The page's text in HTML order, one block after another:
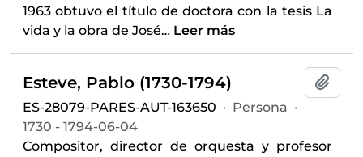
1963 obtuvo el título de doctora con la tesis La
vida y la obra de José… Leer más
Esteve, Pablo (1730-1794)
ES-28079-PARES-AUT-163650 · Persona ·
1730 - 1794-06-04
Compositor, director de orquesta y profesor